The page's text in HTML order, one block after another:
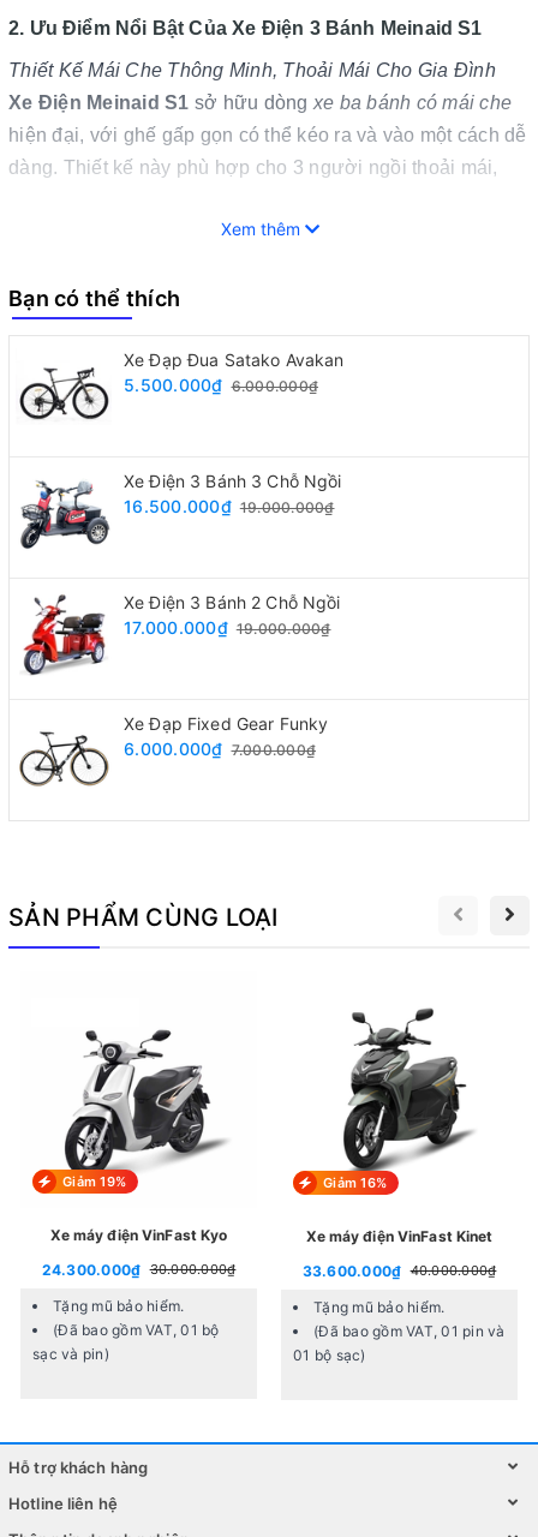
2. Ưu Điểm Nổi Bật Của Xe Điện 3 Bánh Meinaid S1
Thiết Kế Mái Che Thông Minh, Thoải Mái Cho Gia Đình
Xe Điện Meinaid S1 sở hữu dòng xe ba bánh có mái che
hiện đại, với ghế gấp gọn có thể kéo ra và vào một cách dễ
dàng. Thiết kế này phù hợp cho 3 người ngồi thoải mái,
bạn thêm phần ấm áp và thuận tiện.
lợi chở được 3 người
Trang Bị Đầy Đủ Tiện Ích
Xe 3 bánh mái che có kèm bạt 2 bên che mưa không lo ướt
điện
Xem thêm
Bạn có thể thích
Xe Đạp Đua Satako Avakan
5.500.000₫ 6.000.000₫
Xe Điện 3 Bánh 3 Chỗ Ngồi
16.500.000₫ 19.000.000₫
Xe Điện 3 Bánh 2 Chỗ Ngồi
17.000.000₫ 19.000.000₫
Xe Đạp Fixed Gear Funky
6.000.000₫ 7.000.000₫
SẢN PHẨM CÙNG LOẠI
Giảm 19%
Xe máy điện VinFast Kyo
24.300.000₫ 30.000.000₫
Tặng mũ bảo hiểm.
(Đã bao gồm VAT, 01 bộ
sạc và pin)
Giảm 16%
Xe máy điện VinFast Kinet
33.600.000₫ 40.000.000₫
Tặng mũ bảo hiểm.
(Đã bao gồm VAT, 01 pin và
01 bộ sạc)
Hỗ trợ khách hàng
Hotline liên hệ